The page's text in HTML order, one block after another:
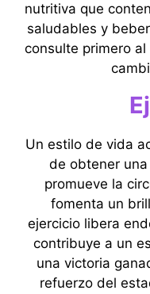
nutritiva que
saludables y
consulte primero
Un estilo de vida
de obtener
promueve la
fomenta un
ejercicio libera
contribuye a un
una victoria
refuerzo del